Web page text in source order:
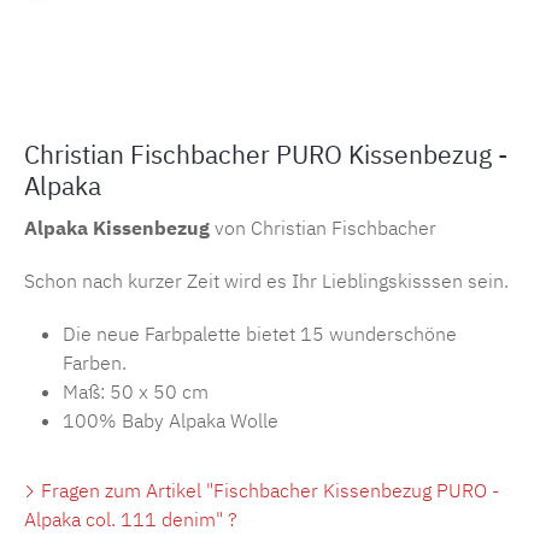
Christian Fischbacher PURO Kissenbezug -
Alpaka
Alpaka Kissenbezug von Christian Fischbacher
Schon nach kurzer Zeit wird es Ihr Lieblingskisssen sein.
Die neue Farbpalette bietet 15 wunderschöne
Farben.
Maß: 50 x 50 cm
100% Baby Alpaka Wolle
Fragen zum Artikel "Fischbacher Kissenbezug PURO -
Alpaka col. 111 denim" ?